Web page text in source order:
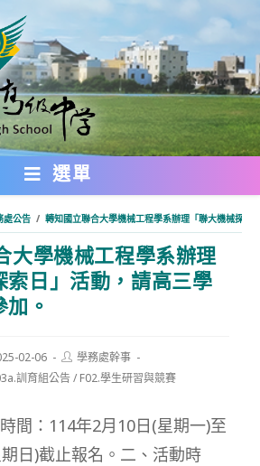
選單
處公告 / 轉知國立聯合大學機械工程學系辦理「聯大機械探索
大學機械工程學系辦理
索日」活動，請高三學
。
02-06
Post
author:
學務處幹事
訓育組公告/ F02.學生研習與競賽
間：114年2月10日(星期一)至
日)截止報名。二、活動時